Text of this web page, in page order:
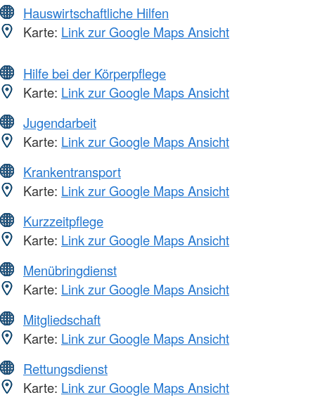
Hauswirtschaftliche Hilfen
Karte: Link zur Google Maps Ansicht
Hilfe bei der Körperpflege
Karte: Link zur Google Maps Ansicht
Jugendarbeit
Karte: Link zur Google Maps Ansicht
Krankentransport
Karte: Link zur Google Maps Ansicht
Kurzzeitpflege
Karte: Link zur Google Maps Ansicht
Menübringdienst
Karte: Link zur Google Maps Ansicht
Mitgliedschaft
Karte: Link zur Google Maps Ansicht
Rettungsdienst
Karte: Link zur Google Maps Ansicht